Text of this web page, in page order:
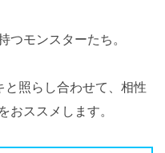
つモンスターたち。
照らし合わせて、相性
おススメします。